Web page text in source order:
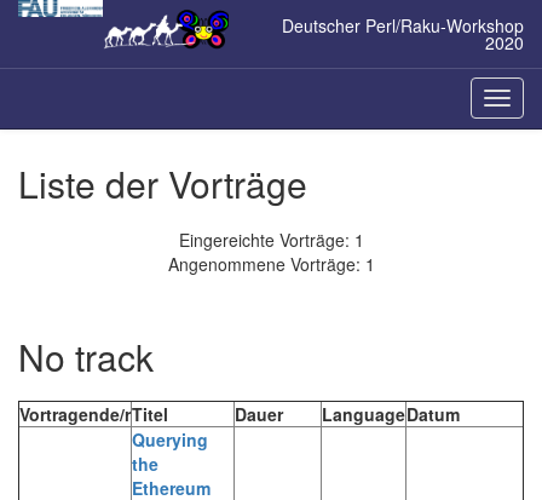
Zum
Deutscher Perl/Raku-Workshop
2020
ein-/
Liste der Vorträge
Eingereichte Vorträge: 1
Angenommene Vorträge: 1
No track
Vortragende/rTitel Dauer LanguageDatum
‎Querying
the
Ethereum